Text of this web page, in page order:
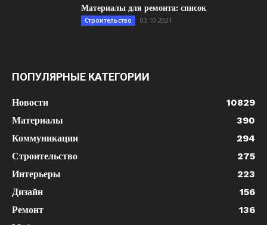
Материалы для ремонта: список
Строительство 03.10.2021
ПОПУЛЯРНЫЕ КАТЕГОРИИ
Новости
10829
Материалы
390
Коммуникации
294
Строительство
275
Интерьеры
223
Дизайн
156
Ремонт
136